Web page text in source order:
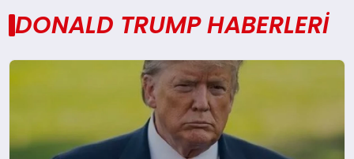
YAŞAM
EKONOMI
MAGAZIN
DONALD TRUMP HABERLERI